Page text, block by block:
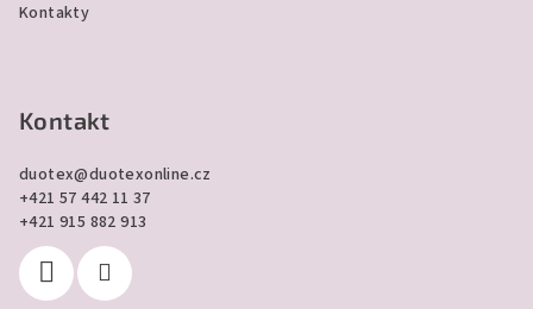
Kontakty
Kontakt
duotex@duotexonline.cz
+421 57 442 11 37
+421 915 882 913